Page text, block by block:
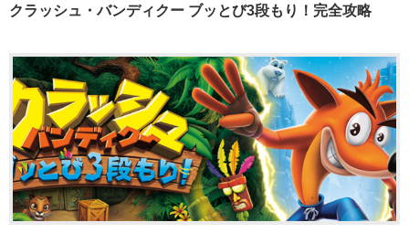
クラッシュ・バンディクー ブッとび3段もり！完全攻略